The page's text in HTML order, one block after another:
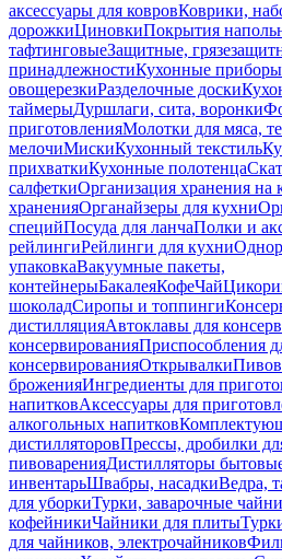
аксессуары для ковровКоврики,
дорожкиЦиновкиПокрытия
тафтинговыеЗащитные,
принадлежностиКухонные приборы
овощерезкиРазделочные доски
таймерыДуршлаги, сита, воронки
приготовленияМолотки для мяса,
мелочиМискиКухонный текстиль
прихваткиКухонные полотенца
салфеткиОрганизация хранения на
храненияОрганайзеры для кухни
специйПосуда для ланчаПолки и
рейлингиРейлинги для кухни
упаковкаВакуумные пакеты,
контейнерыБакалеяКофеЧай
шоколадСиропы и топпинги
дистилляцияАвтоклавы для
консервированияПриспособления
консервированияОткрывалки
броженияИнгредиенты для
напитковАксессуары для
алкогольных напитков
дистилляторовПрессы, дробилки
пивоваренияДистилляторы
инвентарьШвабры, насадкиВедра,
для уборкиТурки, заварочные
кофейникиЧайники для плиты
для чайников, электрочайников